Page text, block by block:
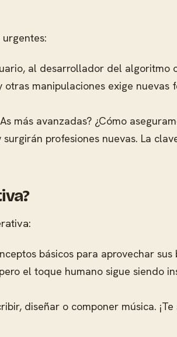
al desarrollador del algoritmo
manipulaciones exige nuevas
más avanzadas? ¿Cómo
profesiones nuevas. La
básicos para aprovechar
el toque humano sigue siendo
diseñar o componer música.